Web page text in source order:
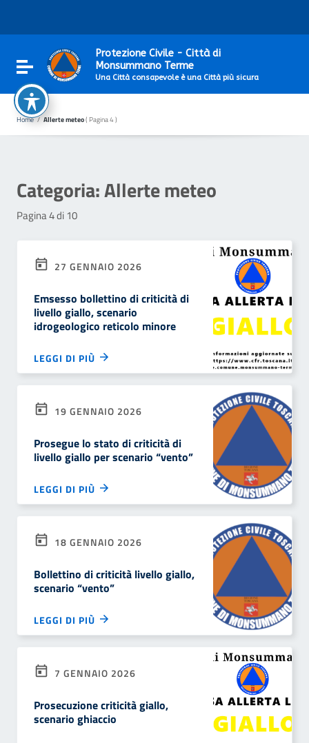
Vai al footer
Attiva / disattiva la navigazione
Protezione Civile - Città di
Monsummano Terme
Una Città consapevole è una Città più sicura
Home / Allerte meteo( Pagina 4 )
Categoria:Allerte meteo
Pagina 4 di 10
27 GENNAIO 2026
Emsesso bollettino di criticità di
livello giallo, scenario
idrogeologico reticolo minore
LEGGI DI PIÙ
19 GENNAIO 2026
Prosegue lo stato di criticità di
livello giallo per scenario “vento”
LEGGI DI PIÙ
18 GENNAIO 2026
Bollettino di criticità livello giallo,
scenario “vento”
LEGGI DI PIÙ
7 GENNAIO 2026
Prosecuzione criticità giallo,
scenario ghiaccio